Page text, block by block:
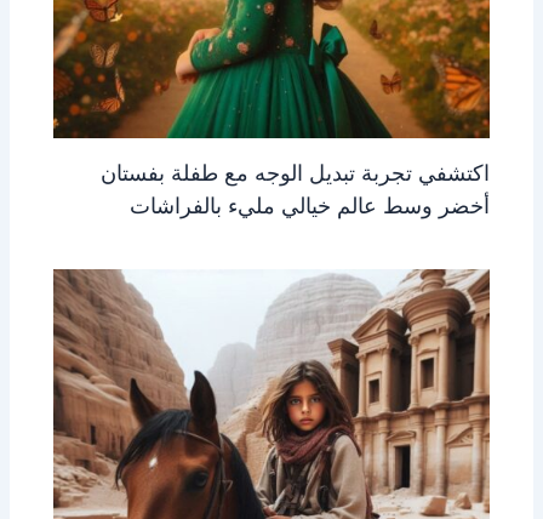
اكتشفي تجربة تبديل الوجه مع طفلة بفستان
أخضر وسط عالم خيالي مليء بالفراشات